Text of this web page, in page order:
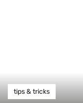
tips & tricks